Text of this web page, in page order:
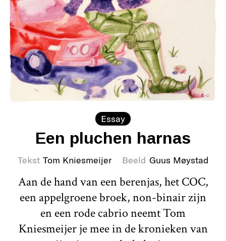
Essay
Een pluchen harnas
Tekst Tom Kniesmeijer Beeld Guus Møystad
Aan de hand van een berenjas, het COC,
een appelgroene broek, non-binair zijn
en een rode cabrio neemt Tom
Kniesmeijer je mee in de kronieken van